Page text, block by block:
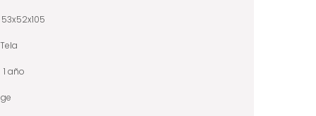
53x52x105
Tela
1 año